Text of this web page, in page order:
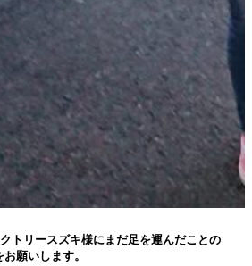
トリースズキ様にまだ足を運んだことの
願いします。